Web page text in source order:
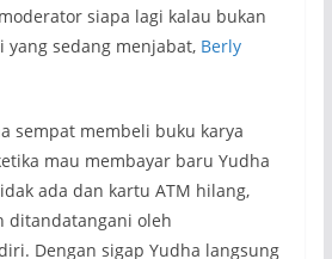
siapa lagi kalau bukan
sedang menjabat, Berly
sempat membeli buku karya
mau membayar baru Yudha
ada dan kartu ATM hilang,
ditandatangani oleh
Dengan sigap Yudha langsung